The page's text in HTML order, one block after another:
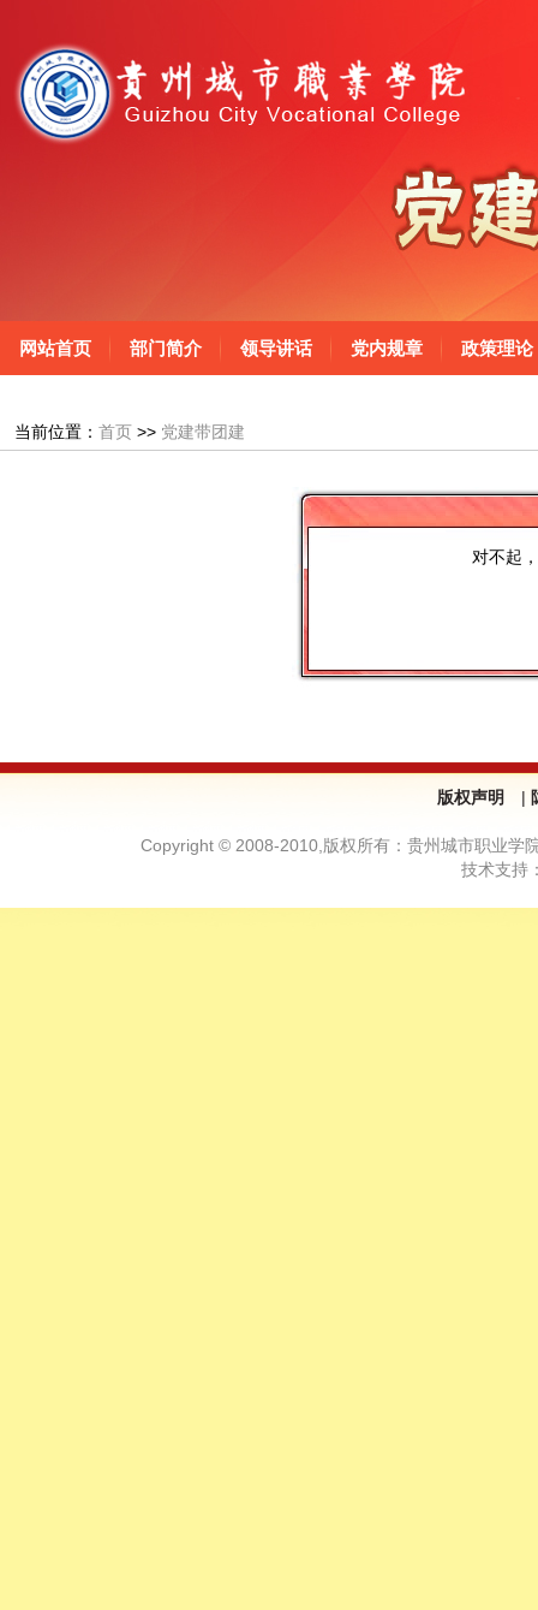
网站首页 部门简介 领导讲话 党内规章 政策理论
当前位置： 首页 >> 党建带团建
对不起
版权声明 |
Copyright © 2008-2010,版权所有：贵州城市职业
技术支持